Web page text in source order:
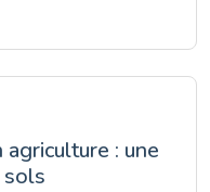
: une
sols